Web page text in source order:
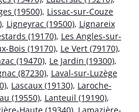
(19500), Lissac-sur-Couze
, Ligneyrac (19500), Lignareix
(19170), Les Angles-sur-
Bois (19170), Le Vert (79170),
(19470), Le Jardin (19300),
(87230), Laval-sur-Luzège
, Lascaux (19130), Laroche-
(19550), Lanteuil (19190),